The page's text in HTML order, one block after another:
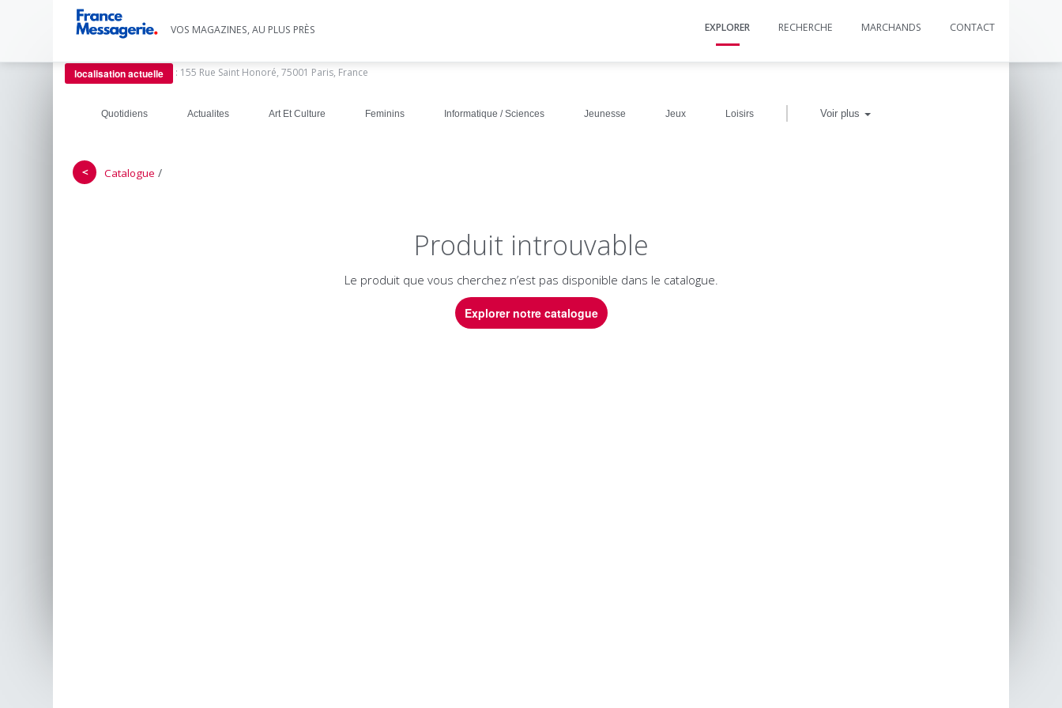
VOS MAGAZINES, AU PLUS PRÈS EXPLORER RECHERCHE MARCHANDS CONTACT
localisation actuelle : 155 Rue Saint Honoré, 75001 Paris, France
Quotidiens Actualites Art Et Culture Feminins Informatique / Sciences Jeunesse Jeux Loisirs | Voir plus
＜ Catalogue /
Produit introuvable
Le produit que vous cherchez n’est pas disponible dans le catalogue.
Explorer notre catalogue